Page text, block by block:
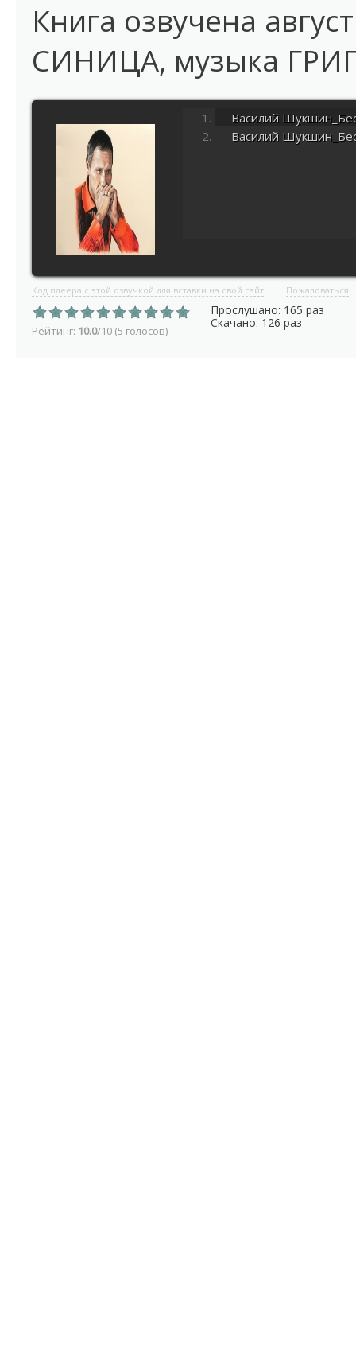
Книга озвучена
СИНИЦА, музыка
Василий
Василий
Код плеера с этой озвучкой для вставки на свой сайт Пожаловаться
Рейтинг: 10.0/10 (5 голосов)
Прослушано: 165 раз
Скачано: 126 раз